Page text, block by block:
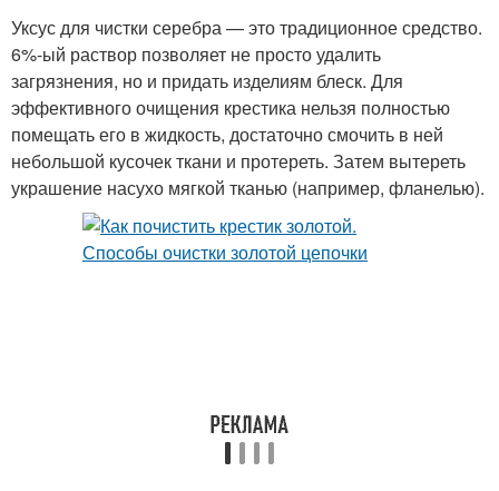
Уксус для чистки серебра — это традиционное средство.
6%-ый раствор позволяет не просто удалить
загрязнения, но и придать изделиям блеск. Для
эффективного очищения крестика нельзя полностью
помещать его в жидкость, достаточно смочить в ней
небольшой кусочек ткани и протереть. Затем вытереть
украшение насухо мягкой тканью (например, фланелью).